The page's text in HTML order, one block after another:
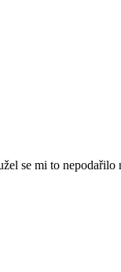
se mi to